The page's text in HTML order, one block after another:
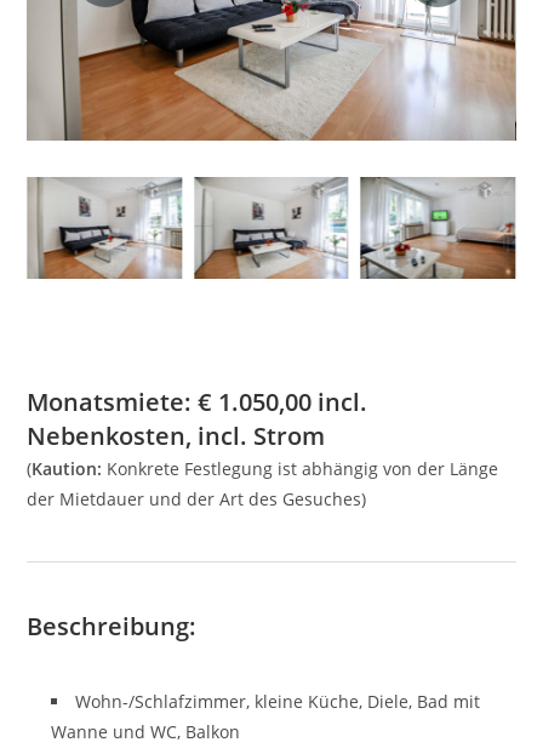
Monatsmiete:€ 1.050,00 incl.
Nebenkosten, incl. Strom
(Kaution: Konkrete Festlegung ist abhängig von der Länge
der Mietdauer und der Art des Gesuches)
Beschreibung:
Wohn-/Schlafzimmer, kleine Küche, Diele, Bad mit
Wanne und WC, Balkon